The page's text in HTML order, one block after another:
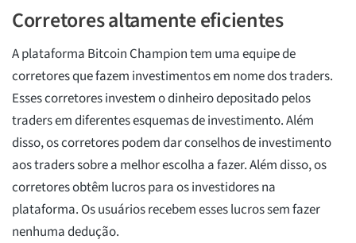
Corretores altamente eficientes
A plataforma Bitcoin Champion tem uma equipe de
corretores que fazem investimentos em nome dos traders.
Esses corretores investem o dinheiro depositado pelos
traders em diferentes esquemas de investimento. Além
disso, os corretores podem dar conselhos de investimento
aos traders sobre a melhor escolha a fazer. Além disso, os
corretores obtêm lucros para os investidores na
plataforma. Os usuários recebem esses lucros sem fazer
nenhuma dedução.